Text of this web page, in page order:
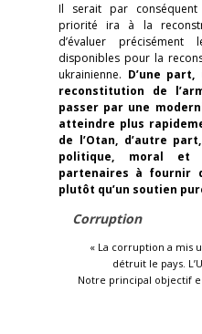
Il serait par
priorité ira à la
d’évaluer précisément
disponibles pour la
ukrainienne. D’une
reconstitution de
passer par une
atteindre plus
de l’Otan, d’autre
politique, moral et
partenaires à fournir
plutôt qu’un soutien
Corruption
« La corruption a mis
détruit le pays.
Notre principal objectif